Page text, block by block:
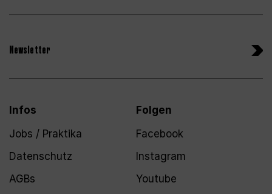
Newsletter
Infos
Jobs / Praktika
Datenschutz
AGBs
Folgen
Facebook
Instagram
Youtube